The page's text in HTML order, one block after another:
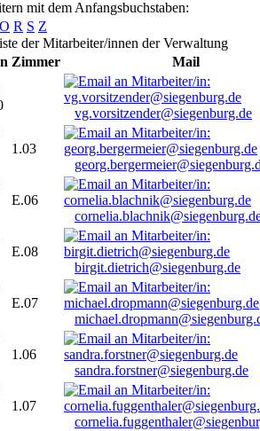
mit dem Anfangsbuchstaben:
O R S Z
der Mitarbeiter/innen der Verwaltung
Zimmer
Mail
vg.vorsitzender@siegenburg.de
1.03
E.06
E.08
birgit.dietrich@siegenburg.de
E.07
1.06
sandra.forstner@siegenburg.de
1.07